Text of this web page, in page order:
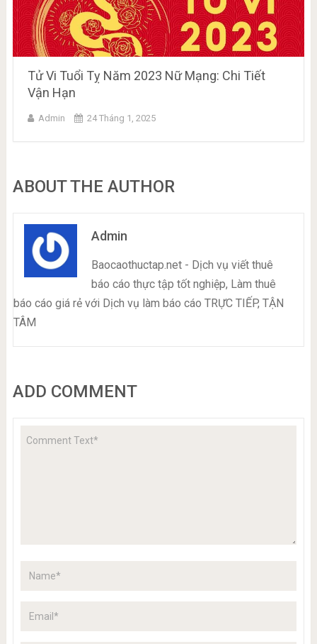
Tử Vi Tuổi Tỵ Năm 2023 Nữ Mạng: Chi Tiết
Vận Hạn
Admin 24 Tháng 1, 2025
ABOUT THE AUTHOR
Admin
Baocaothuctap.net - Dịch vụ viết thuê
báo cáo thực tập tốt nghiệp, Làm thuê
báo cáo giá rẻ với Dịch vụ làm báo cáo TRỰC TIẾP, TẬN
TÂM
ADD COMMENT